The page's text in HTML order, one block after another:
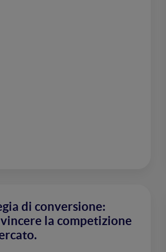
di conversione:
la competizione